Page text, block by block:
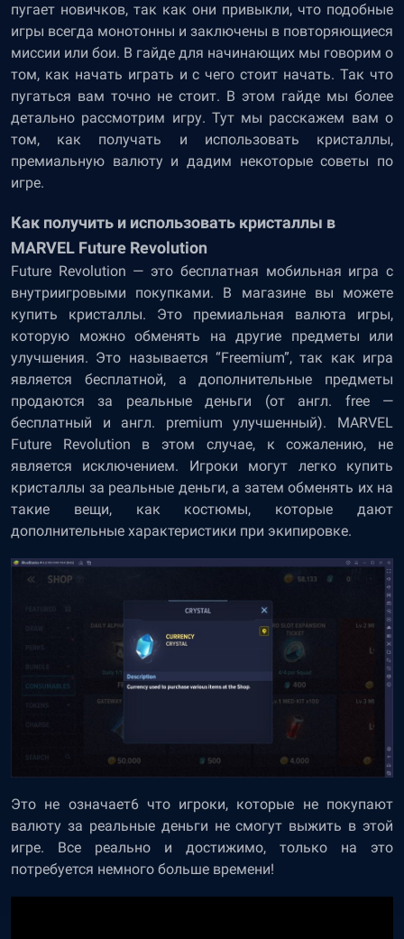
пугает новичков, так как они привыкли, что подобные
игры всегда монотонны и заключены в повторяющиеся
миссии или бои. В гайде для начинающих мы говорим о
том, как начать играть и с чего стоит начать. Так что
пугаться вам точно не стоит. В этом гайде мы более
детально рассмотрим игру. Тут мы расскажем вам о
том, как получать и использовать кристаллы,
премиальную валюту и дадим некоторые советы по
игре.
Как получить и использовать кристаллы в
MARVEL Future Revolution
Future Revolution — это бесплатная мобильная игра с
внутриигровыми покупками. В магазине вы можете
купить кристаллы. Это премиальная валюта игры,
которую можно обменять на другие предметы или
улучшения. Это называется “Freemium”, так как игра
является бесплатной, а дополнительные предметы
продаются за реальные деньги (от англ. free —
бесплатный и англ. premium улучшенный). MARVEL
Future Revolution в этом случае, к сожалению, не
является исключением. Игроки могут легко купить
кристаллы за реальные деньги, а затем обменять их на
такие вещи, как костюмы, которые дают
дополнительные характеристики при экипировке.
Это не означает6 что игроки, которые не покупают
валюту за реальные деньги не смогут выжить в этой
игре. Все реально и достижимо, только на это
потребуется немного больше времени!